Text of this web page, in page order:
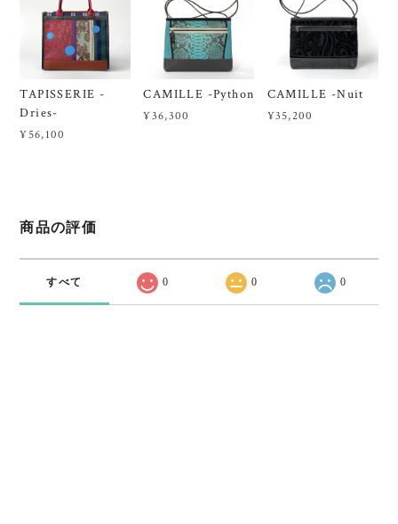
TAPISSERIE -
Dries-
¥56,100
CAMILLE -Python
¥36,300
CAMILLE -Nuit
¥35,200
商品の評価
すべて 0 0 0